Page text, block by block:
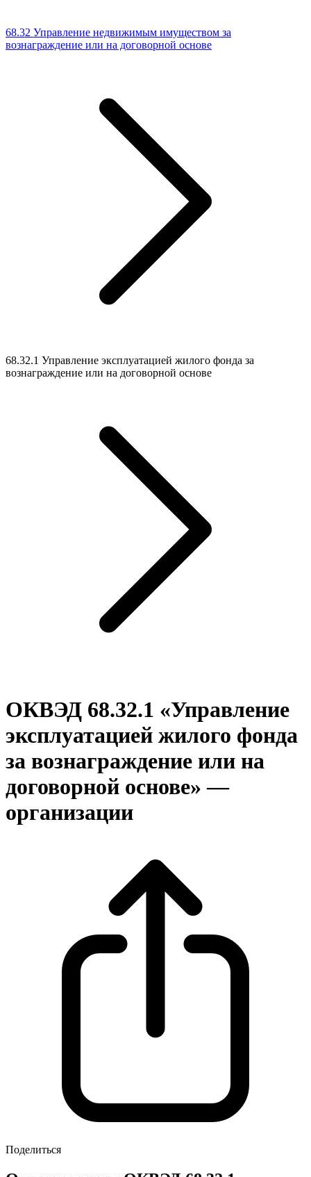
68.32 Управление недвижимым имуществом за
вознаграждение или на договорной основе
68.32.1 Управление эксплуатацией жилого фонда за
вознаграждение или на договорной основе
ОКВЭД 68.32.1 «Управление
эксплуатацией жилого фонда
за вознаграждение или на
договорной основе» —
организации
Поделиться